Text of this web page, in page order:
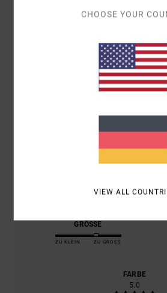
4.5
2 VERIFIZIERTEN
OKTOBER 2025
100% UNSERER KUNDEN
GRÖSSE
ZU KLEIN ZU GROSS
FARBE
5.0
CHOOSE YOUR
VIEW ALL